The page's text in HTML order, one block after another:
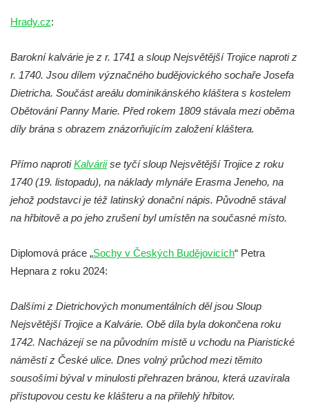
Poděbrad v Duchcově
náměstí v Trutnově
Sloup Panny Marie na Dolním náměstí v
Olomouci
Sloup Panny Marie na Masarykově náměstí
v Hodoníně
Sloup svatého Františka Xaverského v
Krupce
Šimona a Judy v Lenešicích
Sloup svatého Isidora u hřbitova Šlapanice
Sloup Panny Marie na Husově náměstí v
Rakovníku
Sloup Panny Marie na náměstí krále
Vladislava ve Velvarech
Sloup Nejsvětější Trojice v zahradě domu
Hrady.cz:
Barokní kalvárie je z r. 1741 a sloup Nejsvětější Trojice naproti z
r. 1740. Jsou dílem význačného budějovického sochaře Josefa
Dietricha. Součást areálu dominikánského kláštera s kostelem
Obětování Panny Marie. Před rokem 1809 stávala mezi oběma
díly brána s obrazem znázorňujícím založení kláštera.
Přímo naprotiKalváriise tyčí sloup Nejsvětější Trojice z roku
1740 (19. listopadu), na náklady mlynáře Erasma Jeneho, na
jehož podstavci je též latinský donační nápis. Původně stával
na hřbitově a po jeho zrušení byl umístěn na současné místo.
Diplomová práce „Sochy v Českých Budějovicích“ Petra
Hepnara z roku 2024:
Dalšími z Dietrichových monumentálních děl jsou Sloup
Nejsvětější Trojice a Kalvárie. Obě díla byla dokončena roku
1742. Nacházejí se na původním místě u vchodu na Piaristické
náměstí z České ulice. Dnes volný průchod mezi těmito
sousošími býval v minulosti přehrazen bránou, která uzavírala
přístupovou cestu ke klášteru a na přilehlý hřbitov.